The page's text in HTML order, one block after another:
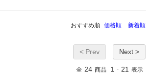
おすすめ順 価格順 新着順
< Prev Next >
全 24 商品 1 - 21 表示